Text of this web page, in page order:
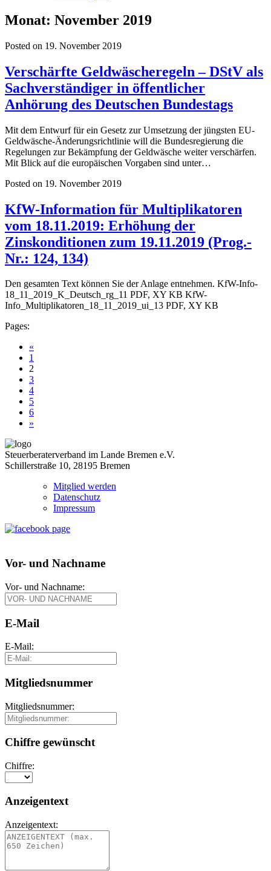
Monat: November 2019
Posted on 19. November 2019
Verschärfte Geldwäscheregeln – DStV als
Sachverständiger in öffentlicher
Anhörung des Deutschen Bundestags
Mit dem Entwurf für ein Gesetz zur Umsetzung der jüngsten EU-
Geldwäsche-Änderungsrichtlinie will die Bundesregierung die
Regelungen zur Bekämpfung der Geldwäsche weiter verschärfen.
Mit Blick auf die europäischen Vorgaben sind unter…
Posted on 19. November 2019
KfW-Information für Multiplikatoren
vom 18.11.2019: Erhöhung der
Zinskonditionen zum 19.11.2019 (Prog.-
Nr.: 124, 134)
Den gesamten Text können Sie der Anlage entnehmen. KfW-Info-
18_11_2019_K_Deutsch_rg_11 PDF, XY KB KfW-
Info_Multiplikatoren_18_11_2019_ui_13 PDF, XY KB
Pages:
«
1
2
3
4
5
6
»
Steuerberaterverband im Lande Bremen e.V.
Schillerstraße 10, 28195 Bremen
Mitglied werden
Datenschutz
Impressum
Vor- und Nachname
Vor- und Nachname:
E-Mail
E-Mail:
Mitgliedsnummer
Mitgliedsnummer:
Chiffre gewünscht
Chiffre:
Anzeigentext
Anzeigentext: